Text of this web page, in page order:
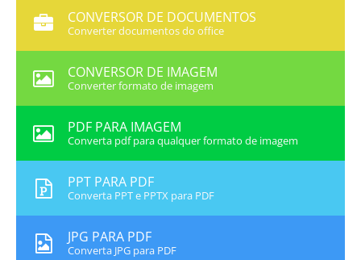
CONVERSOR DE DOCUMENTOS
Converter documentos do office
CONVERSOR DE IMAGEM
Converter formato de imagem
PDF PARA IMAGEM
Converta pdf para qualquer formato de imagem
PPT PARA PDF
Converta PPT e PPTX para PDF
JPG PARA PDF
Converta JPG para PDF